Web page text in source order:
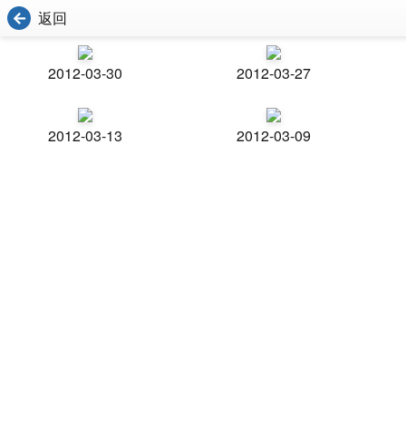
返回
2012-03-30 2012-03-27
2012-03-13 2012-03-09